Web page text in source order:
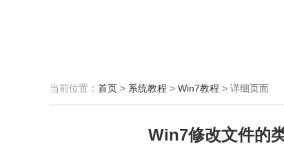
当前位置： 首页 > 系统教程 > Win7教程 > 详细页面
Win7修改文件的